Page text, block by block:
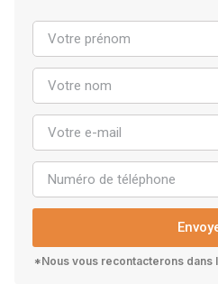
*Nous vous recontacterons dans